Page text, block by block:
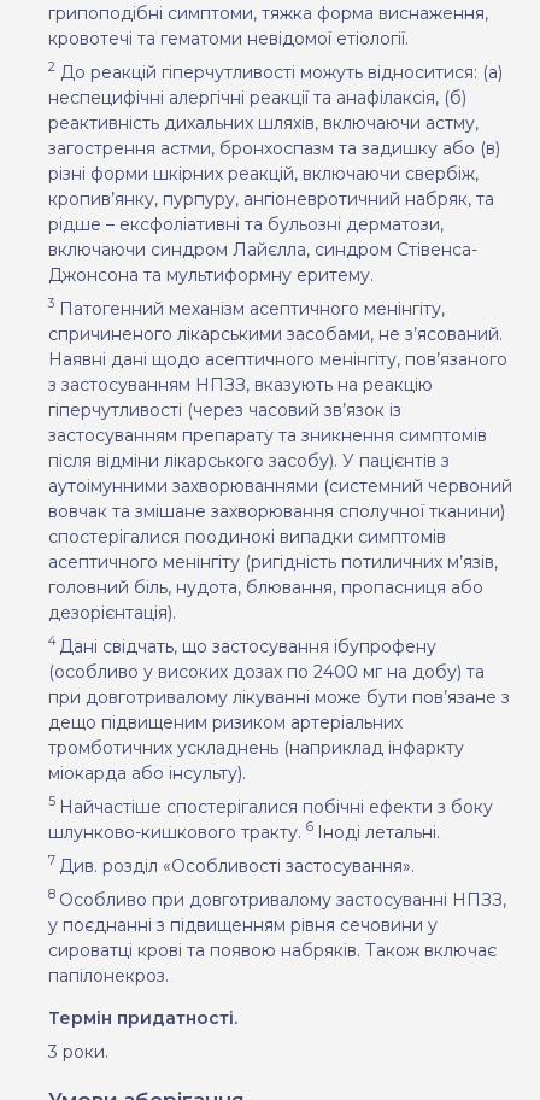
грипоподібні симптоми, тяжка форма виснаження,
кровотечі та гематоми невідомої етіології.
2 До реакцій гіперчутливості можуть відноситися: (а)
неспецифічні алергічні реакції та анафілаксія, (б)
реактивність дихальних шляхів, включаючи астму,
загострення астми, бронхоспазм та задишку або (в)
різні форми шкірних реакцій, включаючи свербіж,
кропив’янку, пурпуру, ангіоневротичний набряк, та
рідше – ексфоліативні та бульозні дерматози,
включаючи синдром Лайєлла, синдром Стівенса-
Джонсона та мультиформну еритему.
3 Патогенний механізм асептичного менінгіту,
спричиненого лікарськими засобами, не з’ясований.
Наявні дані щодо асептичного менінгіту, пов’язаного
з застосуванням НПЗЗ, вказують на реакцію
гіперчутливості (через часовий зв’язок із
застосуванням препарату та зникнення симптомів
після відміни лікарського засобу). У пацієнтів з
аутоімунними захворюваннями (системний червоний
вовчак та змішане захворювання сполучної тканини)
спостерігалися поодинокі випадки симптомів
асептичного менінгіту (ригідність потиличних м’язів,
головний біль, нудота, блювання, пропасниця або
дезорієнтація).
4 Дані свідчать, що застосування ібупрофену
(особливо у високих дозах по 2400 мг на добу) та
при довготривалому лікуванні може бути пов’язане з
дещо підвищеним ризиком артеріальних
тромботичних ускладнень (наприклад інфаркту
міокарда або інсульту).
5 Найчастіше спостерігалися побічні ефекти з боку
шлунково-кишкового тракту. 6 Іноді летальні.
7 Див. розділ «Особливості застосування».
8 Особливо при довготривалому застосуванні НПЗЗ,
у поєднанні з підвищенням рівня сечовини у
сироватці крові та появою набряків. Також включає
папілонекроз.
Термін придатності.
3 роки.